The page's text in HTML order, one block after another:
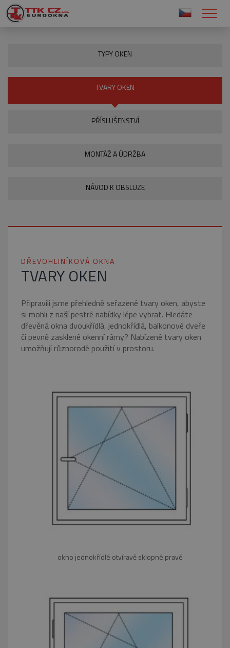
TYPY OKEN
TVARY OKEN
PŘÍSLUŠENSTVÍ
MONTÁŽ A ÚDRŽBA
NÁVOD K OBSLUZE
DŘEVOHLINÍKOVÁ OKNA
TVARY OKEN
Připravili jsme přehledně seřazené tvary oken, abyste
si mohli z naší pestré nabídky lépe vybrat. Hledáte
dřevěná okna dvoukřídlá, jednokřídlá, balkonové dveře
či pevně zasklené okenní rámy? Nabízené tvary oken
umožňují různorodé použití v prostoru.
okno jednokřídlé otvíravě sklopné pravé